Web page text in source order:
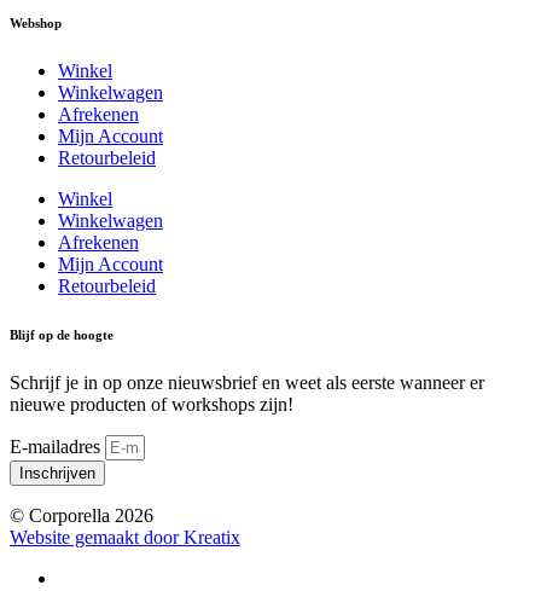
Webshop
Winkel
Winkelwagen
Afrekenen
Mijn Account
Retourbeleid
Winkel
Winkelwagen
Afrekenen
Mijn Account
Retourbeleid
Blijf op de hoogte
Schrijf je in op onze nieuwsbrief en weet als eerste wanneer er
nieuwe producten of workshops zijn!
E-mailadres
Inschrijven
© Corporella 2026
Website gemaakt door Kreatix